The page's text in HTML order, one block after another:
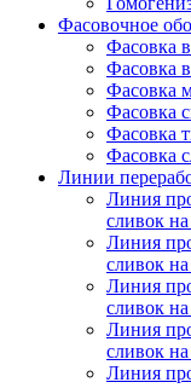
Фасовочное
Фасовка
Фасовка
Фасовка
Фасовка
Фасовка
Фасовка
Линии
Линия
сливок
Линия
сливок
Линия
сливок
Линия
сливок
Линия